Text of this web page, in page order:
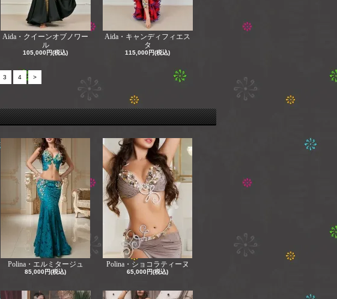
Aida・クイーンオブノワー
ル
105,000円(税込)
Aida・キャンディフィエス
タ
115,000円(税込)
3 4 >
Polina・エルミタージュ
85,000円(税込)
Polina・ショコラティーヌ
65,000円(税込)